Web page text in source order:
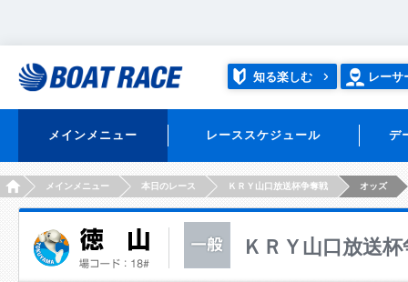
知る楽しむ レーサ
メインメニュー レーススケジュール デ
HOMEメインメニュー 本日のレース ＫＲＹ山口放送杯争奪戦 オッズ
ＫＲＹ山口放送